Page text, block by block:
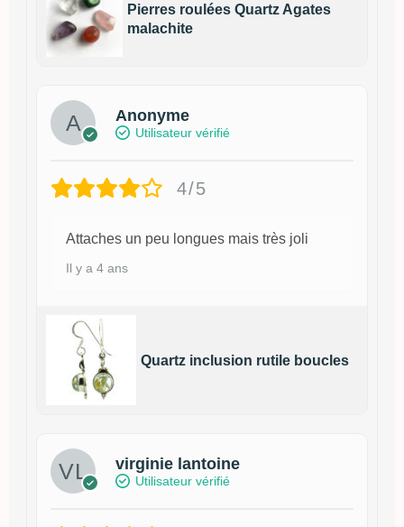
Pierres roulées Quartz Agates
malachite
Anonyme
Utilisateur vérifié
4/5
Attaches un peu longues mais très joli
Il y a 4 ans
Quartz inclusion rutile boucles
virginie lantoine
Utilisateur vérifié